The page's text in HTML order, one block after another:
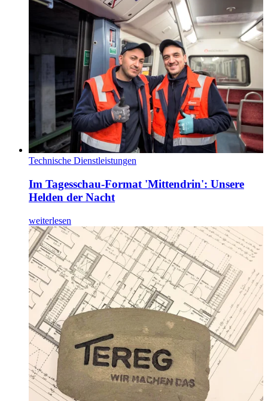
Technische Dienstleistungen
Im Tagesschau-Format 'Mittendrin': Unsere
Helden der Nacht
weiterlesen